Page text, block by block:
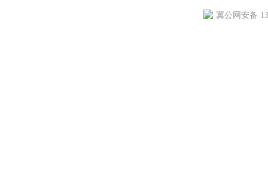
冀公网安备